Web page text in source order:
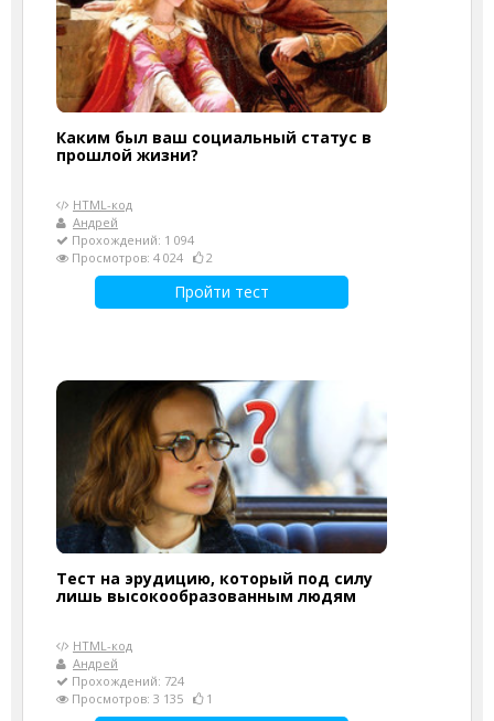
Каким был ваш социальный статус в
прошлой жизни?
HTML-код
Андрей
Прохождений: 1 094
Просмотров: 4 024
2
Пройти тест
Тест на эрудицию, который под силу
лишь высокообразованным людям
HTML-код
Андрей
Прохождений: 724
Просмотров: 3 135
1